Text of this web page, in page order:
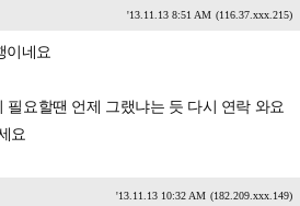
'13.11.13 8:51 AM (116.37.xxx.215)
이네요
필요할땐 언제 그랬냐는 듯 다시 연락 와요
요
'13.11.13 10:32 AM (182.209.xxx.149)